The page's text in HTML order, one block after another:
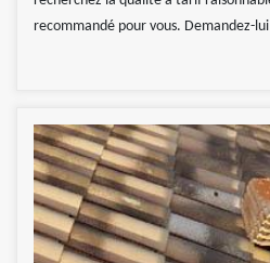
recommandé pour vous. Demandez-